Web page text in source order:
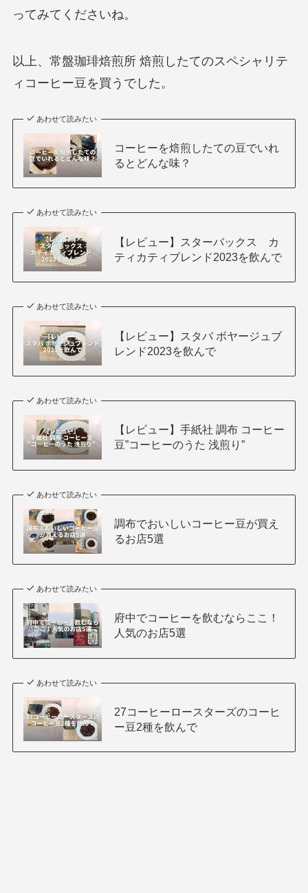
ってみてくださいね。
以上、常盤珈琲焙煎所 焙煎したてのスペシャリテ
ィコーヒー豆を買うでした。
あわせて読みたい
コーヒーを焙煎したての豆でいれ
るとどんな味？
あわせて読みたい
【レビュー】スターバックス カ
ティカティブレンド2023を飲んで
あわせて読みたい
【レビュー】スタバ ボヤージュブ
レンド2023を飲んで
あわせて読みたい
【レビュー】手紙社 調布 コーヒー
豆”コーヒーのうた 浅煎り”
あわせて読みたい
調布でおいしいコーヒー豆が買え
るお店5選
あわせて読みたい
府中でコーヒーを飲むならここ！
人気のお店5選
あわせて読みたい
27コーヒーロースターズのコーヒ
ー豆2種を飲んで